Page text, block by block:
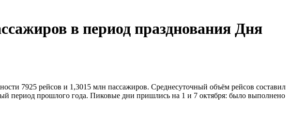
в период празднования Дня
7925 рейсов и 1,3015 млн пассажиров. Среднесуточный объём рейсов составил
период прошлого года. Пиковые дни пришлись на 1 и 7 октября: было выполнено